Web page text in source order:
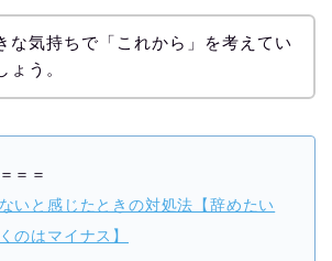
な気持ちで「これから」を考えてい
ょう。
＝＝
いと感じたときの対処法【辞めたい
のはマイナス】